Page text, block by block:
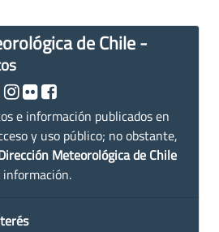
de Chile -
e información publicados en
y uso público; no obstante,
Meteorológica de Chile